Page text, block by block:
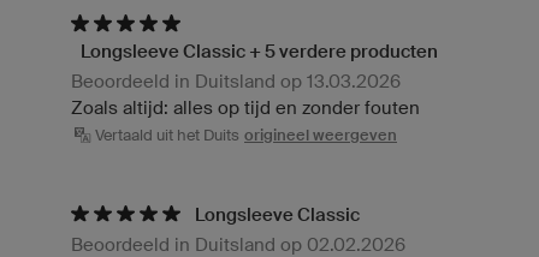
Longsleeve Classic + 5 verdere producten
Beoordeeld in Duitsland op 13.03.2026
Zoals altijd: alles op tijd en zonder fouten
Vertaald uit het Duits origineel weergeven
Longsleeve Classic
Beoordeeld in Duitsland op 02.02.2026